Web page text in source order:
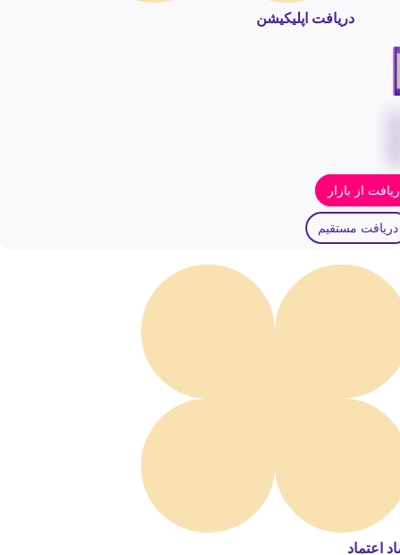
دریافت اپلیکیشن
از بازار
دریافت مستقیم
اعتماد